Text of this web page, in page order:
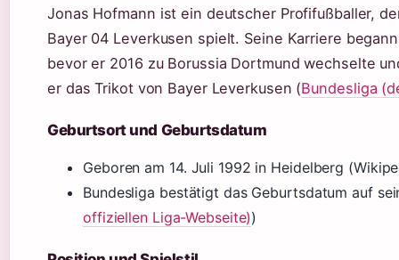
Jonas Hofmann ist ein deutscher Profifußballer,
Bayer 04 Leverkusen spielt. Seine Karriere
bevor er 2016 zu Borussia Dortmund wechselte
er das Trikot von Bayer Leverkusen (Bundesliga
Geburtsort und Geburtsdatum
Geboren am 14. Juli 1992 in Heidelberg
Bundesliga bestätigt das Geburtsdatum auf
offiziellen Liga-Webseite))